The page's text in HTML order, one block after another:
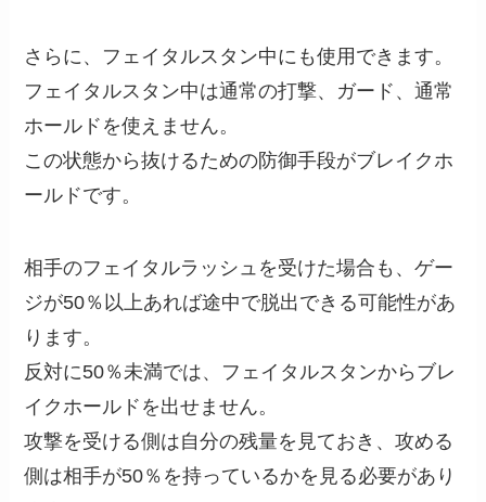
さらに、フェイタルスタン中にも使用できます。
フェイタルスタン中は通常の打撃、ガード、通常
ホールドを使えません。
この状態から抜けるための防御手段がブレイクホ
ールドです。
相手のフェイタルラッシュを受けた場合も、ゲー
ジが50％以上あれば途中で脱出できる可能性があ
ります。
反対に50％未満では、フェイタルスタンからブレ
イクホールドを出せません。
攻撃を受ける側は自分の残量を見ておき、攻める
側は相手が50％を持っているかを見る必要があり